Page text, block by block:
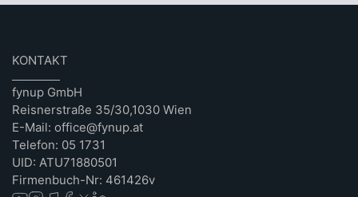
KONTAKT
fynup GmbH
Reisnerstraße 35/30,1030 Wien
E-Mail: office@fynup.at
Telefon: 05 1731
UID: ATU71880501
Firmenbuch-Nr: 461426v